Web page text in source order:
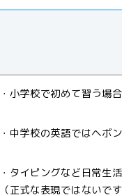
・小学校で初めて習う場
・中学校の英語ではヘボ
・タイピングなど日常生
（正式な表現ではないです